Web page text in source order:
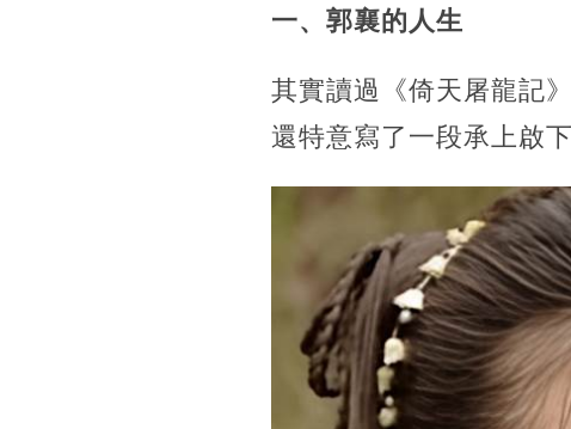
一、郭襄的人生
其實讀過《倚天屠龍記
還特意寫了一段承上啟